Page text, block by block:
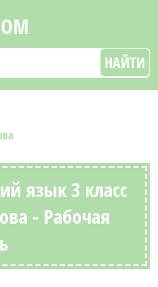
НАЙТИ
язык 3 класс
- Рабочая